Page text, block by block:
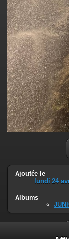
Ajoutée le
lundi 24
Albums